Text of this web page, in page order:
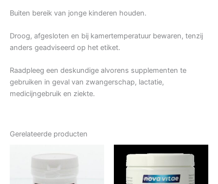
Buiten bereik van jonge kinderen houden.
Droog, afgesloten en bij kamertemperatuur bewaren, tenzij
anders geadviseerd op het etiket.
Raadpleeg een deskundige alvorens supplementen te
gebruiken in geval van zwangerschap, lactatie,
medicijngebruik en ziekte.
Gerelateerde producten